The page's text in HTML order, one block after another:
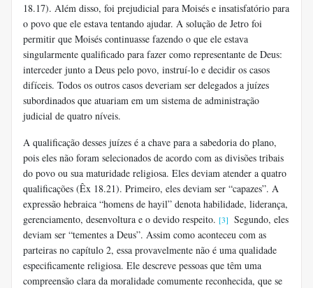
18.17). Além disso, foi prejudicial para Moisés e insatisfatório para
o povo que ele estava tentando ajudar. A solução de Jetro foi
permitir que Moisés continuasse fazendo o que ele estava
singularmente qualificado para fazer como representante de Deus:
interceder junto a Deus pelo povo, instruí-lo e decidir os casos
difíceis. Todos os outros casos deveriam ser delegados a juízes
subordinados que atuariam em um sistema de administração
judicial de quatro níveis.
A qualificação desses juízes é a chave para a sabedoria do plano,
pois eles não foram selecionados de acordo com as divisões tribais
do povo ou sua maturidade religiosa. Eles deviam atender a quatro
qualificações (Êx 18.21). Primeiro, eles deviam ser “capazes”. A
expressão hebraica “homens de hayil” denota habilidade, liderança,
gerenciamento, desenvoltura e o devido respeito. [3] Segundo, eles
deviam ser “tementes a Deus”. Assim como aconteceu com as
parteiras no capítulo 2, essa provavelmente não é uma qualidade
especificamente religiosa. Ele descreve pessoas que têm uma
compreensão clara da moralidade comumente reconhecida, que se